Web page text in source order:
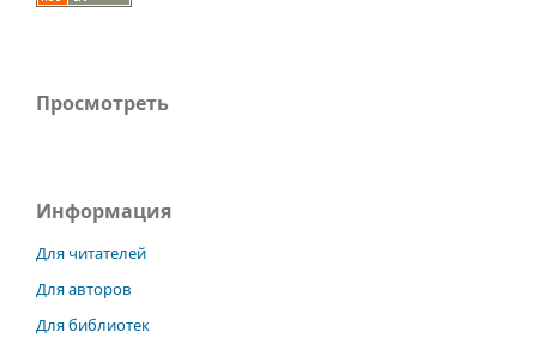
Просмотреть
Информация
Для читателей
Для авторов
Для библиотек